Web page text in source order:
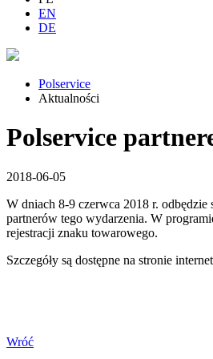
EN
DE
Polservice
Aktualności
Polservice
2018-06-05
W dniach 8-9 czerwca 2018 r.
partnerów tego wydarzenia. W
rejestracji znaku towarowego.
Szczegóły są dostępne na stronie
Wróć